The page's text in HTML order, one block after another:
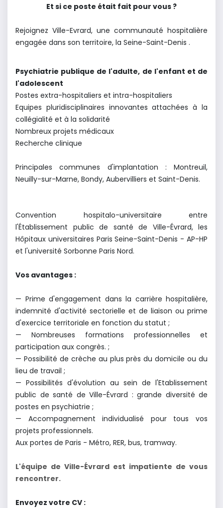
Et si ce poste était fait pour vous ?
Rejoignez Ville-Evrard, une communauté hospitalière
engagée dans son territoire, la Seine-Saint-Denis .
Psychiatrie publique de l'adulte, de l'enfant et de
l'adolescent
Postes extra-hospitaliers et intra-hospitaliers
Equipes pluridisciplinaires innovantes attachées à la
collégialité et à la solidarité
Nombreux projets médicaux
Recherche clinique
Principales communes d'implantation : Montreuil,
Neuilly-sur-Marne, Bondy, Aubervilliers et Saint-Denis.
Convention hospitalo-universitaire entre
l'Établissement public de santé de Ville-Évrard, les
Hôpitaux universitaires Paris Seine-Saint-Denis - AP-HP
et l'université Sorbonne Paris Nord.
Vos avantages :
— Prime d'engagement dans la carrière hospitalière,
indemnité d'activité sectorielle et de liaison ou prime
d'exercice territoriale en fonction du statut ;
— Nombreuses formations professionnelles et
participation aux congrès. ;
— Possibilité de crèche au plus près du domicile ou du
lieu de travail ;
— Possibilités d'évolution au sein de l'Etablissement
public de santé de Ville-Évrard : grande diversité de
postes en psychiatrie ;
— Accompagnement individualisé pour tous vos
projets professionnels.
Aux portes de Paris - Métro, RER, bus, tramway.
L'équipe de Ville-Évrard est impatiente de vous
rencontrer.
Envoyez votre CV :